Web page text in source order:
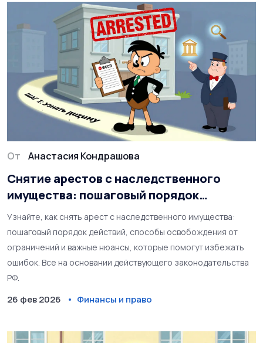
От Анастасия Кондрашова
Снятие арестов с наследственного
имущества: пошаговый порядок
действий
Узнайте, как снять арест с наследственного имущества:
пошаговый порядок действий, способы освобождения от
ограничений и важные нюансы, которые помогут избежать
ошибок. Все на основании действующего законодательства
РФ.
26 фев 2026 Финансы и право